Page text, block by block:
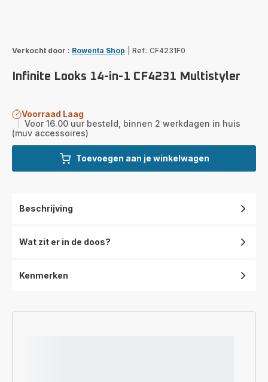
Verkocht door : Rowenta Shop Ref.: CF4231F0
Infinite Looks 14-in-1 CF4231 Multistyler
Voorraad Laag
Voor 16.00 uur besteld, binnen 2 werkdagen in huis
(muv accessoires)
Toevoegen aan je winkelwagen
Beschrijving
Wat zit er in de doos?
Kenmerken